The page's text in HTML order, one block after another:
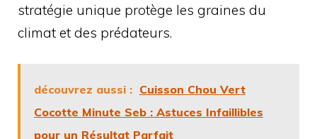
stratégie unique protège les graines du
climat et des prédateurs.
découvrez aussi : Cuisson Chou Vert
Cocotte Minute Seb : Astuces Infaillibles
pour un Résultat Parfait